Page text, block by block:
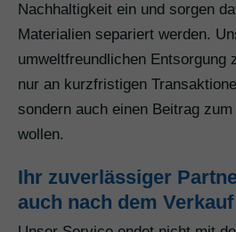
Nachhaltigkeit ein und sorgen
Materialien separiert werden.
umweltfreundlichen Entsorgung
nur an kurzfristigen
sondern auch einen Beitrag
wollen.
Ihr zuverlässiger
auch nach dem